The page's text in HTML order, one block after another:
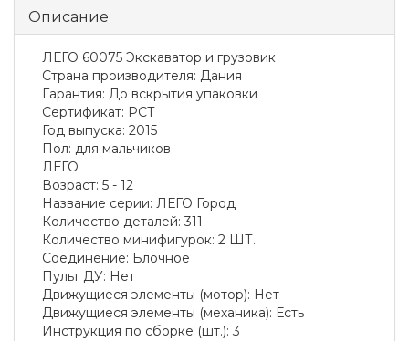
Описание
ЛЕГО 60075 Экскаватор и грузовик
Страна производителя: Дания
Гарантия: До вскрытия упаковки
Сертификат: РСТ
Год выпуска: 2015
Пол: для мальчиков
ЛЕГО
Возраст: 5 - 12
Название серии: ЛЕГО Город
Количество деталей: 311
Количество минифигурок: 2 ШТ.
Соединение: Блочное
Пульт ДУ: Нет
Движущиеся элементы (мотор): Нет
Движущиеся элементы (механика): Есть
Инструкция по сборке (шт.): 3